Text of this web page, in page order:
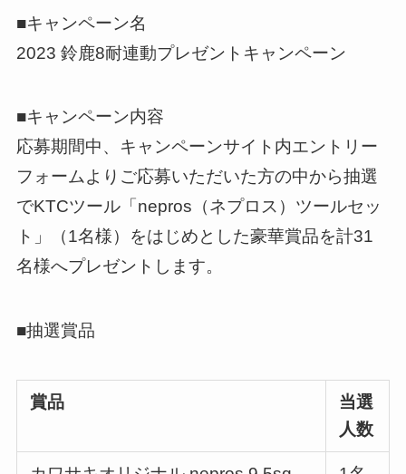
■キャンペーン名
2023 鈴鹿8耐連動プレゼントキャンペーン
■キャンペーン内容
応募期間中、キャンペーンサイト内エントリー
フォームよりご応募いただいた方の中から抽選
でKTCツール「nepros（ネプロス）ツールセッ
ト」（1名様）をはじめとした豪華賞品を計31
名様へプレゼントします。
■抽選賞品
賞品
当選
人数